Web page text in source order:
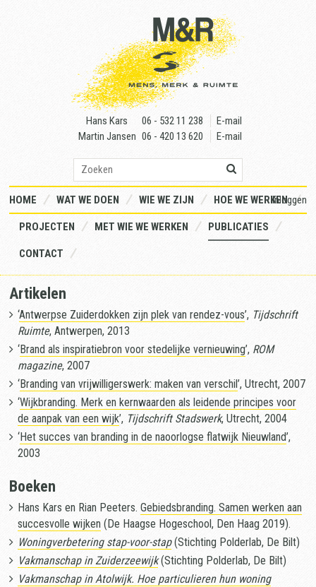
Hans Kars 06 - 532 11 238
E-mail
Martin Jansen 06 - 420 13 620 E-mail
HOME WAT WE DOEN WIE WE ZIJN HOE WE WERKEN
PROJECTEN MET WIE WE WERKEN PUBLICATIES
CONTACT
Inloggen
Artikelen
‘Antwerpse Zuiderdokken zijn plek van rendez-vous’, Tijdschrift
Ruimte, Antwerpen, 2013
‘Brand als inspiratiebron voor stedelijke vernieuwing’, ROM
magazine, 2007
‘Branding van vrijwilligerswerk: maken van verschil’, Utrecht, 2007
‘Wijkbranding. Merk en kernwaarden als leidende principes voor
de aanpak van een wijk’, Tijdschrift Stadswerk, Utrecht, 2004
‘Het succes van branding in de naoorlogse flatwijk Nieuwland’,
2003
Boeken
Hans Kars en Rian Peeters.Gebiedsbranding. Samen werken aan
succesvolle wijken (De Haagse Hogeschool, Den Haag 2019).
Woningverbetering stap-voor-stap(Stichting Polderlab, De Bilt)
Vakmanschap in Zuiderzeewijk(Stichting Polderlab, De Bilt)
Vakmanschap in Atolwijk. Hoe particulieren hun woning